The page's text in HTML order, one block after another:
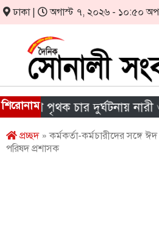
ঢাকা | অগাস্ট ৭, ২০২৬ - ১০:৫০
শিরোনাম
পৃথক চার দুর্ঘটনায় নারী ও
প্রচ্ছদ» কর্মকর্তা-কর্মচারীদের সঙ্গে
পরিষদ প্রশাসক